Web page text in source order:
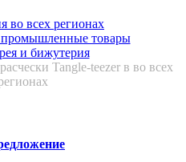
во всех регионах
товары
и бижутерия
Tangle-teezer в во всех